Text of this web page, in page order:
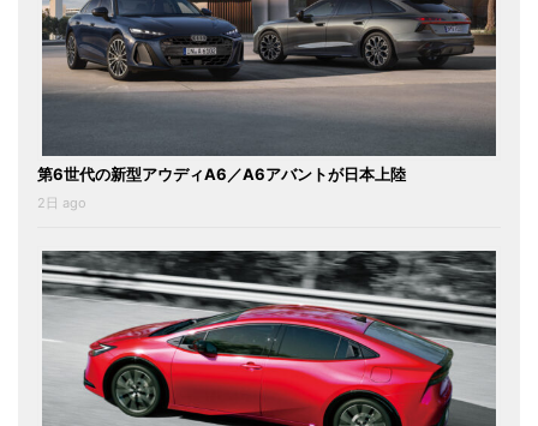
第6世代の新型アウディA6／A6アバントが日本上陸
2日 ago